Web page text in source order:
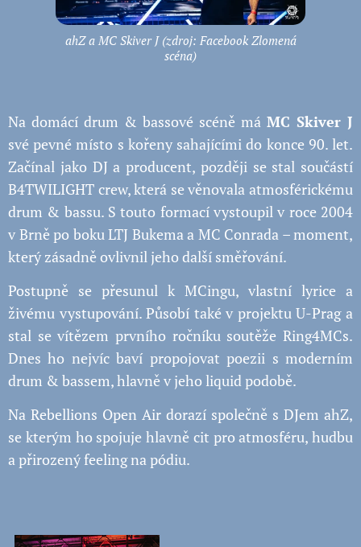
ahZ a MC Skiver J (zdroj: Facebook Zlomená
scéna)
Na domácí drum & bassové scéně má MC Skiver J
své pevné místo s kořeny sahajícími do konce 90. let.
Začínal jako DJ a producent, později se stal součástí
B4TWILIGHT crew, která se věnovala atmosférickému
drum & bassu. S touto formací vystoupil v roce 2004
v Brně po boku LTJ Bukema a MC Conrada – moment,
který zásadně ovlivnil jeho další směřování.
Postupně se přesunul k MCingu, vlastní lyrice a
živému vystupování. Působí také v projektu U-Prag a
stal se vítězem prvního ročníku soutěže Ring4MCs.
Dnes ho nejvíc baví propojovat poezii s moderním
drum & bassem, hlavně v jeho liquid podobě.
Na Rebellions Open Air dorazí společně s DJem ahZ,
se kterým ho spojuje hlavně cit pro atmosféru, hudbu
a přirozený feeling na pódiu.